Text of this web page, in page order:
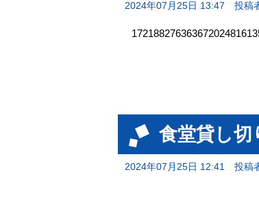
2024年07月25日 13:47 投稿
食堂貸し切
2024年07月25日 12:41 投稿